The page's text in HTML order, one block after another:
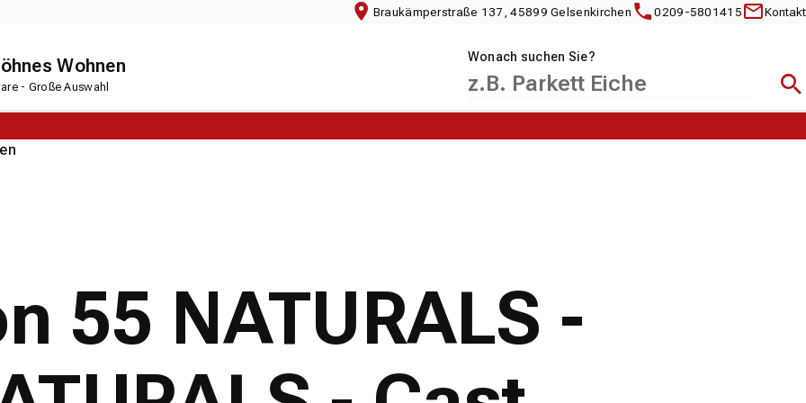
Braukämperstraße 137, 45899 Gelsenkirchen 0209-5801415 Kontakt
Wohnen
- Große Auswahl
Wonach suchen Sie?
55 NATURALS -